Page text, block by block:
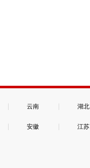
云南 湖北
安徽 江苏